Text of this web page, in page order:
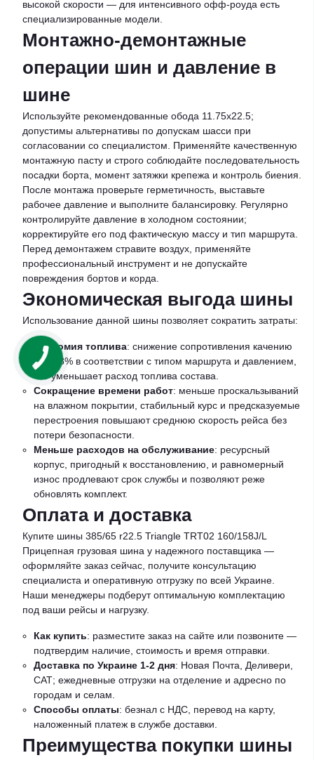
высокой скорости — для интенсивного офф-роуда есть
специализированные модели.
Монтажно-демонтажные
операции шин и давление в
шине
Используйте рекомендованные обода 11.75x22.5;
допустимы альтернативы по допускам шасси при
согласовании со специалистом. Применяйте качественную
монтажную пасту и строго соблюдайте последовательность
посадки борта, момент затяжки крепежа и контроль биения.
После монтажа проверьте герметичность, выставьте
рабочее давление и выполните балансировку. Регулярно
контролируйте давление в холодном состоянии;
корректируйте его под фактическую массу и тип маршрута.
Перед демонтажем стравите воздух, применяйте
профессиональный инструмент и не допускайте
повреждения бортов и корда.
Экономическая выгода шины
Использование данной шины позволяет сократить затраты:
Экономия топлива: снижение сопротивления качению
до 6–8% в соответствии с типом маршрута и давлением,
что уменьшает расход топлива состава.
Сокращение времени работ: меньше проскальзываний
на влажном покрытии, стабильный курс и предсказуемые
перестроения повышают среднюю скорость рейса без
потери безопасности.
Меньше расходов на обслуживание: ресурсный
корпус, пригодный к восстановлению, и равномерный
износ продлевают срок службы и позволяют реже
обновлять комплект.
Оплата и доставка
Купите шины 385/65 r22.5 Triangle TRT02 160/158J/L
Прицепная грузовая шина у надежного поставщика —
оформляйте заказ сейчас, получите консультацию
специалиста и оперативную отгрузку по всей Украине.
Наши менеджеры подберут оптимальную комплектацию
под ваши рейсы и нагрузку.
Как купить: разместите заказ на сайте или позвоните —
подтвердим наличие, стоимость и время отправки.
Доставка по Украине 1-2 дня: Новая Почта, Деливери,
САТ; ежедневные отгрузки на отделение и адресно по
городам и селам.
Способы оплаты: безнал с НДС, перевод на карту,
наложенный платеж в службе доставки.
Преимущества покупки шины